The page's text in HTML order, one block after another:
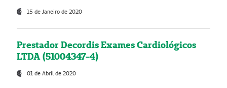
15 de Janeiro de 2020
Prestador Decordis Exames Cardiológicos
LTDA (51004347-4)
01 de Abril de 2020